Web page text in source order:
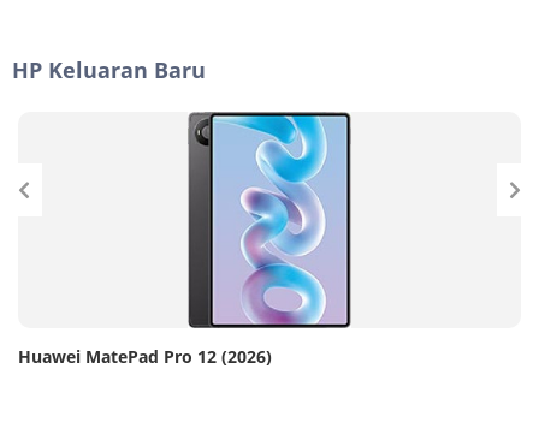
HP Keluaran Baru
Huawei MatePad Pro 12 (2026)